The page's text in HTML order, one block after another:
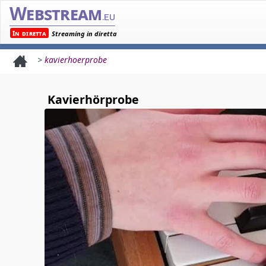
Webstream.eu
In diretta Streaming in diretta
> kavierhoerprobe
Kavierhörprobe